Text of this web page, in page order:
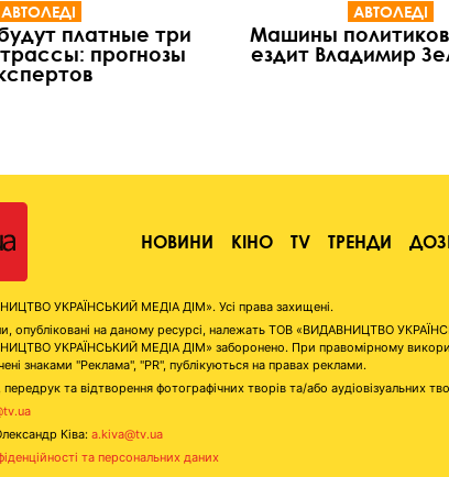
АВТОЛЕДІ
платные три
прогнозы
АВТОЛЕДІ
Машины
ездит Владимир
НОВИНИ КІНО TV ТРЕНДИ
УКРАЇНСЬКИЙ МЕДІА ДІМ». Усі права захищені.
опубліковані на даному ресурсі, належать ТОВ «ВИДАВНИЦТВО
УКРАЇНСЬКИЙ МЕДІА ДІМ» заборонено. При правомірному
знаками "Реклама", "PR", публікуються на правах реклами.
та відтворення фотографічних творів та/або аудіовізуальних
Ківа: a.kiva@tv.ua
та персональних даних